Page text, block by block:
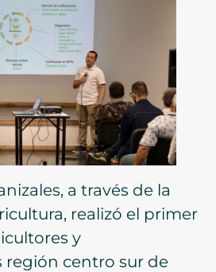
a través de la
realizó el primer
y
centro sur de